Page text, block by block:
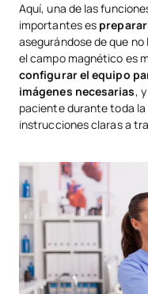
Aquí, una de las
importantes es
asegurándose de que
el campo magnético es
configurar el equipo
imágenes necesarias,
paciente durante toda
instrucciones claras a